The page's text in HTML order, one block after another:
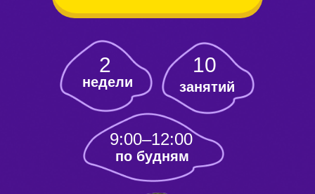
2
недели
10
занятий
9:00–12:00
по будням